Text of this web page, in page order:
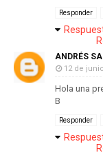
Responder
ANDRÉS
12 de
Hola una
B
Responder